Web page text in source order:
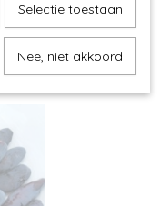
Selectie toestaan
Nee, niet akkoord